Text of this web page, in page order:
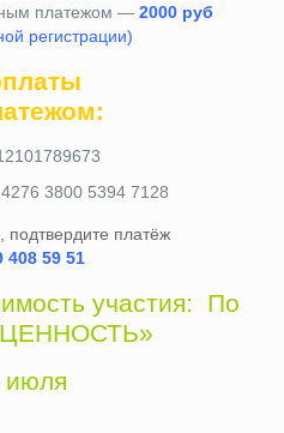
платежом — 2000 руб
регистрации)
3800 5394 7128
подтвердите платёж
408 59 51
участия: По
июля